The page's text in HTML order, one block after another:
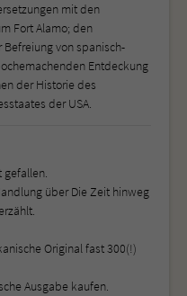
mit den
Fort Alamo; den
von spanisch-
Entdeckung
der Historie des
der USA.
gefallen.
über Die Zeit hinweg
Original fast 300(!)
Ausgabe kaufen.